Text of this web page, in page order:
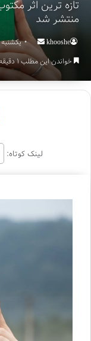
تازه ترین اثر
منتشر شد
khooshe
Send
an
email
یکشنبه , 26
خواندن این مطلب 1 دقیقه زمان میبرد
لینک کوتاه: